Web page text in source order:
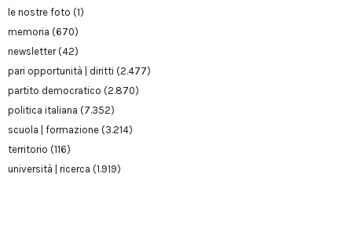
le nostre foto (1)
memoria (670)
newsletter(42)
pari opportunità | diritti (2.477)
partito democratico (2.870)
politica italiana (7.352)
scuola | formazione (3.214)
territorio (116)
università | ricerca (1.919)